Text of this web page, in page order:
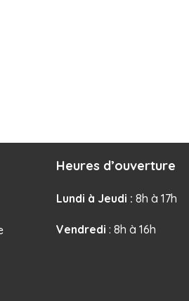
Heures d’ouverture
Lundi à Jeudi : 8h à 17h
Vendredi : 8h à 16h